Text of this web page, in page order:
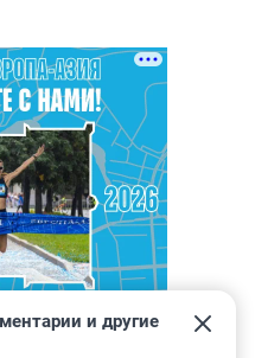
и другие